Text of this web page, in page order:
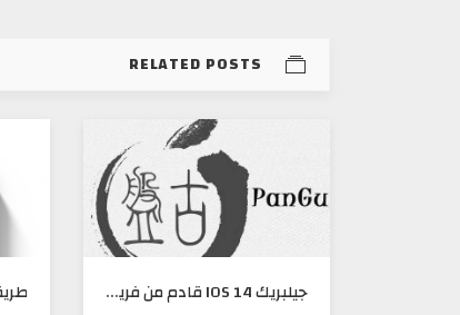
RELATED POSTS
جيلبريك IOS 14 قادم من فريق PANGU